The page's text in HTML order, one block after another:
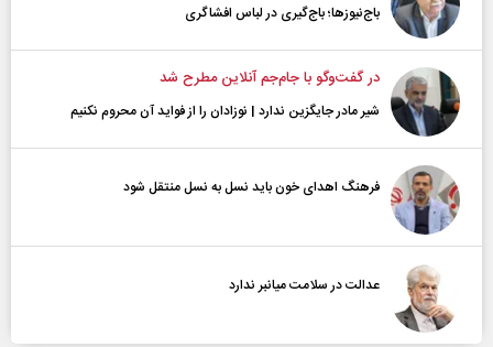
باج‌نیوزها؛ باج‌گیری در لباس افشاگری
در گفت‌و‌گو با جام‌جم آنلاین مطرح شد
شیر مادر جایگزین ندارد | نوزادان را از فواید آن محروم نکنیم
فرهنگ اهدای خون باید نسل به نسل منتقل شود
عدالت در سلامت میانبر ندارد